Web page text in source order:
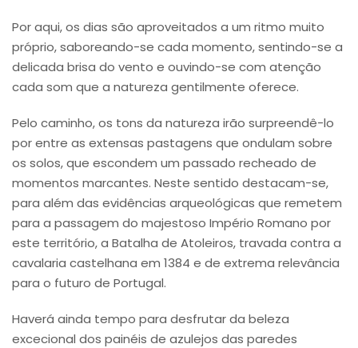
Por aqui, os dias são aproveitados a um ritmo muito
próprio, saboreando-se cada momento, sentindo-se a
delicada brisa do vento e ouvindo-se com atenção
cada som que a natureza gentilmente oferece.
Pelo caminho, os tons da natureza irão surpreendê-lo
por entre as extensas pastagens que ondulam sobre
os solos, que escondem um passado recheado de
momentos marcantes. Neste sentido destacam-se,
para além das evidências arqueológicas que remetem
para a passagem do majestoso Império Romano por
este território, a Batalha de Atoleiros, travada contra a
cavalaria castelhana em 1384 e de extrema relevância
para o futuro de Portugal.
Haverá ainda tempo para desfrutar da beleza
excecional dos painéis de azulejos das paredes